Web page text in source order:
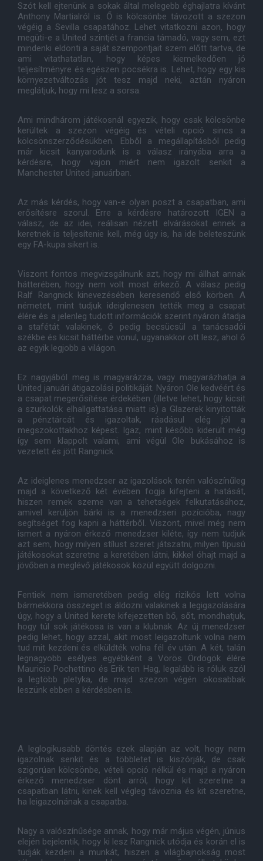
Szót kell ejtenünk a sokak által melegebb éghajlatra kívánt
Anthony Martialról is. Ő is kölcsönbe távozott a szezon
végéig a Sevilla csapatához. Lehet vitatkozni azon, hogy
megüti-e a United szintjét a francia támadó, vagy sem, ezt
mindenki eldönti a saját szempontjait szem előtt tartva, de
ami vitathatatlan, hogy képes kiemelkedően jó
teljesítményre és egészen pocsékra is. Lehet, hogy egy kis
környezetváltozás jót tesz majd neki, aztán nyáron
meglátjuk, hogy mi lesz a sorsa.
Ami mindhárom játékosnál egyezik, hogy csak kölcsönbe
kerültek a szezon végéig és vételi opció sincs a
kölcsönszerződésükben. Ebből a megállapításból pedig
már kicsit kanyarodunk is a válasz irányába arra a
kérdésre, hogy vajon miért nem igazolt senkit a
Manchester United januárban.
Az más kérdés, hogy van-e olyan poszt a csapatban, ami
erősítésre szorul. Erre a kérdésre határozott IGEN a
válasz, de az idei, reálisan nézett elvárásokat ennek a
keretnek is teljesítenie kell, még úgy is, ha ide beleteszünk
egy FA-kupa sikert is.
Viszont fontos megvizsgálnunk azt, hogy mi állhat annak
hátterében, hogy nem volt most érkező. A válasz pedig
Ralf Rangnick kinevezésében keresendő első körben. A
németet, mint tudjuk ideiglenesen tették meg a csapat
élére és a jelenleg tudott információk szerint nyáron átadja
a stafétát valakinek, ő pedig becsücsül a tanácsadói
székbe és kicsit háttérbe vonul, ugyanakkor ott lesz, ahol ő
az egyik legjobb a világon.
Ez nagyjából meg is magyarázza, vagy magyarázhatja a
United januári átigazolási politikáját. Nyáron Ole kedvéért és
a csapat megerősítése érdekében (illetve lehet, hogy kicsit
a szurkolók elhallgattatása miatt is) a Glazerek kinyitották
a pénztárcát és igazoltak, ráadásul elég jól a
megszokottakhoz képest. Igaz, mint később kiderült még
így sem klappolt valami, ami végül Ole bukásához is
vezetett és jött Rangnick.
Az ideiglenes menedzser az igazolások terén valószínűleg
majd a következő két évében fogja kifejteni a hatását,
hiszen remek szeme van a tehetségek felkutatásához,
amivel kerüljön bárki is a menedzseri pozícióba, nagy
segítséget fog kapni a háttérből. Viszont, mivel még nem
ismert a nyáron érkező menedzser kiléte, így nem tudjuk
azt sem, hogy milyen stílust szeret játszatni, milyen típusú
játékosokat szeretne a keretében látni, kikkel óhajt majd a
jövőben a meglévő játékosok közül együtt dolgozni.
Fentiek nem ismeretében pedig elég rizikós lett volna
bármekkora összeget is áldozni valakinek a legigazolására
úgy, hogy a United kerete kifejezetten bő, sőt, mondhatjuk,
hogy túl sok játékosa is van a klubnak. Az új menedzser
pedig lehet, hogy azzal, akit most leigazoltunk volna nem
tud mit kezdeni és elküldték volna fél év után. A két, talán
legnagyobb esélyes egyébként a Vörös Ördögök élére
Mauricio Pochettino és Erik ten Hag, legalább is róluk szól
a legtöbb pletyka, de majd szezon végén okosabbak
leszünk ebben a kérdésben is.
A leglogikusabb döntés ezek alapján az volt, hogy nem
igazolnak senkit és a többletet is kiszórják, de csak
szigorúan kölcsönbe, vételi opció nélkül és majd a nyáron
érkező menedzser dönt arról, hogy kit szeretne a
csapatban látni, kinek kell végleg távoznia és kit szeretne,
ha leigazolnának a csapatba.
Nagy a valószínűsége annak, hogy már május végén, június
elején bejelentik, hogy ki lesz Rangnick utódja és korán el is
tudják kezdeni a munkát, hiszen a világbajnokság most